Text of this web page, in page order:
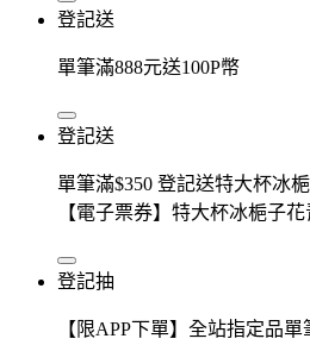
登記送
單筆滿888元送100P幣
登記送
單筆滿$350 登記送特大杯冰
【電子票券】特大杯冰梔子
登記抽
【限APP下單】全站指定品